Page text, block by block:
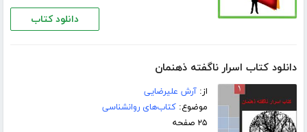
دانلود کتاب
دانلود کتاب اسرار ناگفته ذهنمان
از:آرش علیرضایی
موضوع:کتاب‌های روانشناسی
۲۵ صفحه